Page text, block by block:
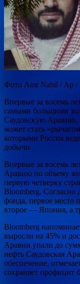
Фото Amr Nabil / Ap
Впервые за восемь
самыми большими
Саудовскую Аравию,
может стать
которыми Россия
добычи
Впервые за восемь
Аравию по объему
первую четверку
Bloomberg.
фонда, первое место
второе — Япония, а
Bloomberg
выросли на 45% и
Аравии упали до
нефть Саудовская
обеспечение,
сохраняет профицит